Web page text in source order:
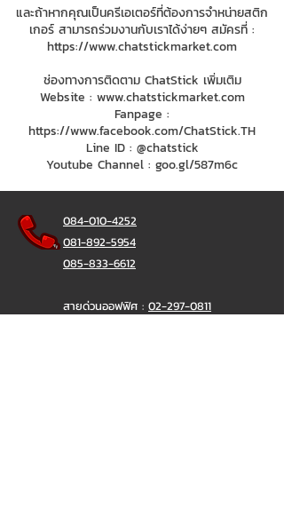
และถ้าหากคุณเป็นครีเอเตอร์ที่ต้องการจำหน่ายสติก
เกอร์ สามารถร่วมงานกับเราได้ง่ายๆ สมัครที่ :
https://www.chatstickmarket.com
ช่องทางการติดตาม ChatStick เพิ่มเติม
Website : www.chatstickmarket.com
Fanpage :
https://www.facebook.com/ChatStick.TH
Line ID : @chatstick
Youtube Channel : goo.gl/587m6c
084-010-4252
081-892-5954
085-833-6612
สายด่วนออฟฟิศ : 02-297-0811